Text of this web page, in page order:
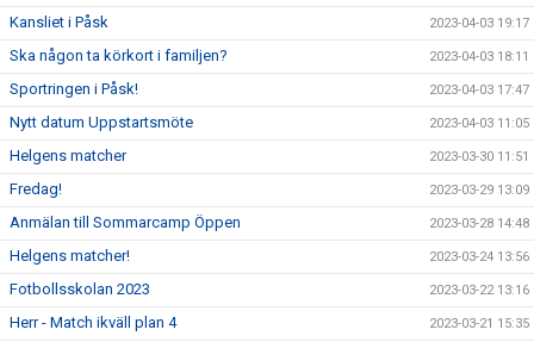
Kansliet i Påsk 2023-04-03 19:17
Ska någon ta körkort i familjen? 2023-04-03 18:11
Sportringen i Påsk! 2023-04-03 17:47
Nytt datum Uppstartsmöte 2023-04-03 11:05
Helgens matcher 2023-03-30 11:51
Fredag! 2023-03-29 13:09
Anmälan till Sommarcamp Öppen 2023-03-28 14:48
Helgens matcher! 2023-03-24 13:56
Fotbollsskolan 2023 2023-03-22 13:16
Herr - Match ikväll plan 4 2023-03-21 15:35